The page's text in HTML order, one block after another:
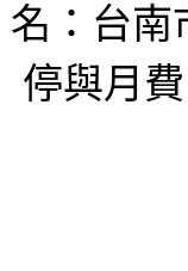
名：台南
停與月